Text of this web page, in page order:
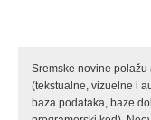
Sremske novine polažu
(tekstualne, vizuelne i
baza podataka, baze